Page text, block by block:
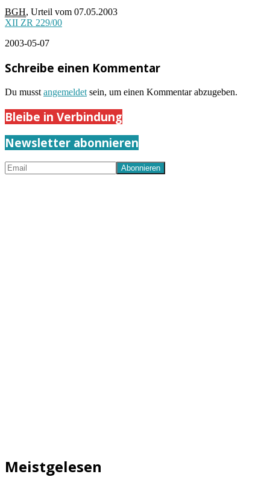
BGH, Urteil vom 07.05.2003
XII ZR 229/00
2003-05-07
Schreibe einen Kommentar
Du musst angemeldet sein, um einen Kommentar abzugeben.
Bleibe in Verbindung
Newsletter abonnieren
Meistgelesen